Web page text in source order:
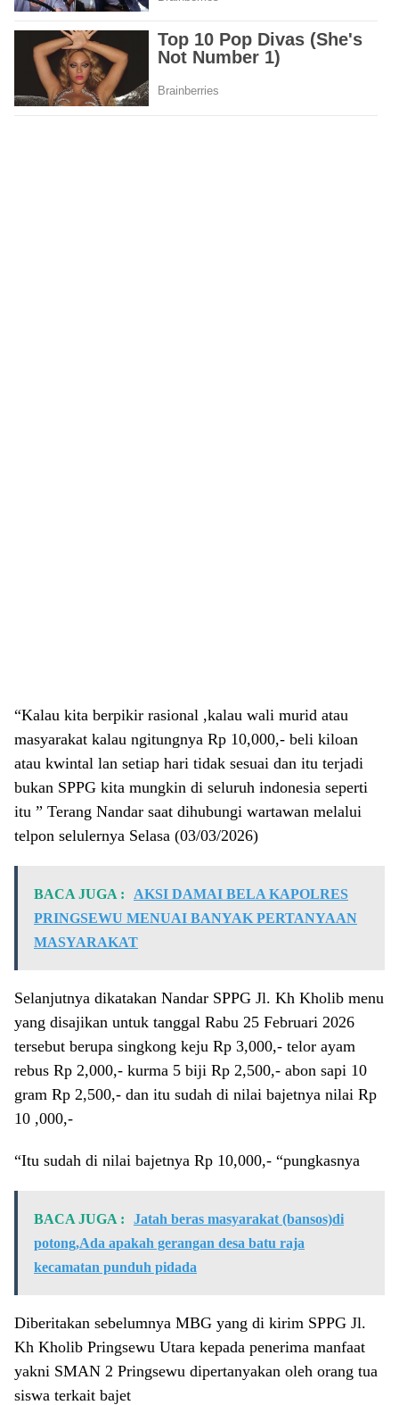
“Kalau kita berpikir rasional ,kalau wali murid atau
masyarakat kalau ngitungnya Rp 10,000,- beli kiloan
atau kwintal lan setiap hari tidak sesuai dan itu terjadi
bukan SPPG kita mungkin di seluruh indonesia seperti
itu ” Terang Nandar saat dihubungi wartawan melalui
telpon selulernya Selasa (03/03/2026)
BACA JUGA :
AKSI DAMAI BELA KAPOLRES
PRINGSEWU MENUAI BANYAK PERTANYAAN
MASYARAKAT
Selanjutnya dikatakan Nandar SPPG Jl. Kh Kholib menu
yang disajikan untuk tanggal Rabu 25 Februari 2026
tersebut berupa singkong keju Rp 3,000,- telor ayam
rebus Rp 2,000,- kurma 5 biji Rp 2,500,- abon sapi 10
gram Rp 2,500,- dan itu sudah di nilai bajetnya nilai Rp
10 ,000,-
“Itu sudah di nilai bajetnya Rp 10,000,- “pungkasnya
BACA JUGA :
Jatah beras masyarakat (bansos)di
potong,Ada apakah gerangan desa batu raja
kecamatan punduh pidada
Diberitakan sebelumnya MBG yang di kirim SPPG Jl.
Kh Kholib Pringsewu Utara kepada penerima manfaat
yakni SMAN 2 Pringsewu dipertanyakan oleh orang tua
siswa terkait bajet